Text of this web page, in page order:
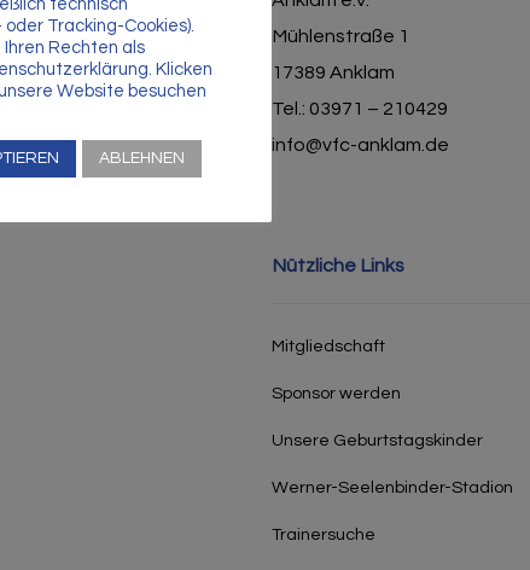
Mühlenstraße 1
17389 Anklam
Tel.: 03971 – 210429
info@vfc-anklam.de
Nützliche Links
Mitgliedschaft
Sponsor werden
Unsere Geburtstagskinder
Werner-Seelenbinder-Stadion
Trainersuche
technisch
Tracking-Cookies).
Rechten als
Klicken
Website besuchen
ABLEHNEN